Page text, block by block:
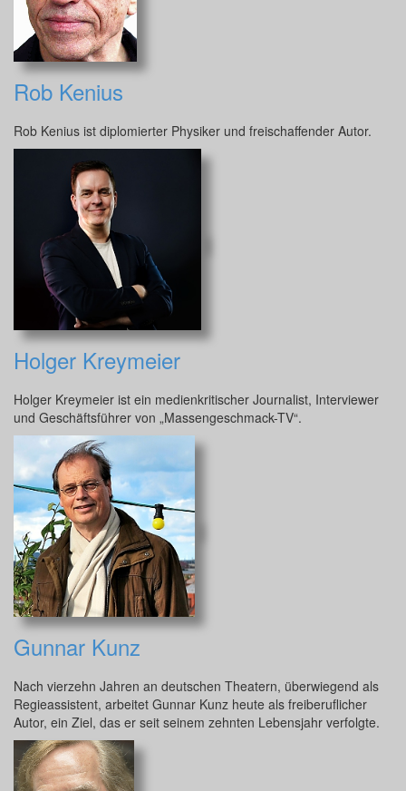
Rob Kenius
Rob Kenius ist diplomierter Physiker und freischaffender Autor.
Holger Kreymeier
Holger Kreymeier ist ein medienkritischer Journalist, Interviewer
und Geschäftsführer von „Massengeschmack-TV“.
Gunnar Kunz
Nach vierzehn Jahren an deutschen Theatern, überwiegend als
Regieassistent, arbeitet Gunnar Kunz heute als freiberuflicher
Autor, ein Ziel, das er seit seinem zehnten Lebensjahr verfolgte.